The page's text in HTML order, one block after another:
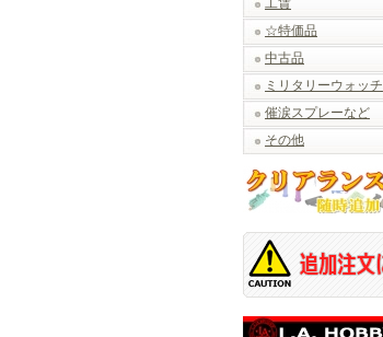
工賃
☆特価品
中古品
ミリタリーウォッチ
催涙スプレーなど
その他